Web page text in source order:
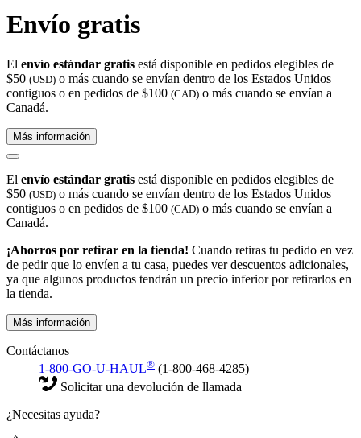
Envío gratis
El envío estándar gratis está disponible en pedidos elegibles de
$50 (USD) o más cuando se envían dentro de los Estados Unidos
contiguos o en pedidos de $100 (CAD) o más cuando se envían a
Canadá.
Más información
El envío estándar gratis está disponible en pedidos elegibles de
$50 (USD) o más cuando se envían dentro de los Estados Unidos
contiguos o en pedidos de $100 (CAD) o más cuando se envían a
Canadá.
¡Ahorros por retirar en la tienda! Cuando retiras tu pedido en vez
de pedir que lo envíen a tu casa, puedes ver descuentos adicionales,
ya que algunos productos tendrán un precio inferior por retirarlos en
la tienda.
Más información
Contáctanos
1-800-GO-U-HAUL® (1-800-468-4285)
Solicitar una devolución de llamada
¿Necesitas ayuda?